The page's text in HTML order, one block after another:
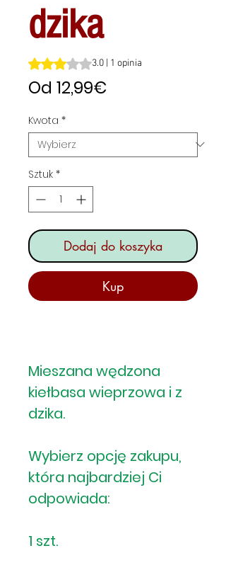
dzika
Ocena to 3.0 na pięć gwiazdek na
3.0 | 1 opinia
Od 12,99€
Kwota *
Sztuk *
Dodaj do koszyka
Kup
Mieszana wędzona
kiełbasa wieprzowa i z
dzika.
Wybierz opcję zakupu,
która najbardziej Ci
odpowiada:
1 szt.